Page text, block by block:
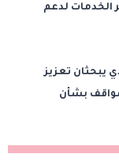
الخدمات لدعم
يبحثان تعزيز
بشأن